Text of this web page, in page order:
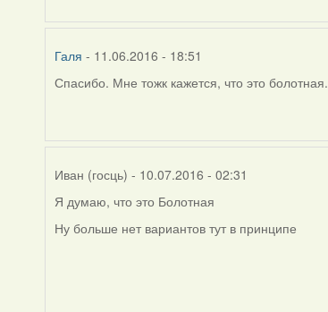
Галя - 11.06.2016 - 18:51
In
by
Спасибо. Мне тожк кажется, что это болотная.
Иван (госць) - 10.07.2016 - 02:31
Я думаю, что это Болотная
Ну больше нет вариантов тут в принципе